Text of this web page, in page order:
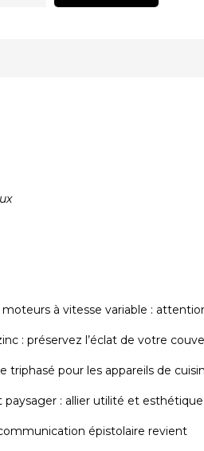
moteurs à vitesse variable :
: préservez l’éclat de votre
triphasé pour les appareils de
: allier utilité et esthétique
épistolaire revient